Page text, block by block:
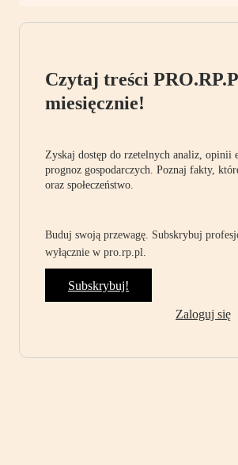
Czytaj treści
miesięcznie!
Zyskaj dostęp do rzetelnych analiz, opinii
prognoz gospodarczych. Poznaj fakty,
oraz społeczeństwo.
Buduj swoją przewagę. Subskrybuj
wyłącznie w pro.rp.pl.
Subskrybuj!
Zaloguj się